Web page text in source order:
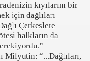
kıyılarını bir
için dağlıları
Çerkeslere
halkların da
Milyutin: “...Dağlıları,